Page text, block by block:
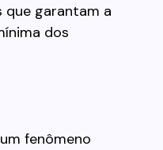
garantam a
dos
fenômeno